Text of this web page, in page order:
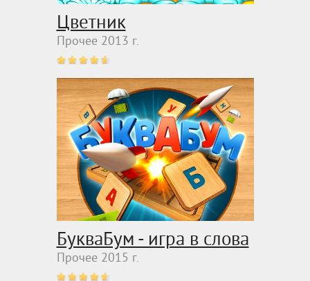
Цветник
Прочее 2013 г.
БукваБум - игра в слова
Прочее 2015 г.